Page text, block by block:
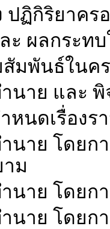
ปฏิกิริยาคร
ะ ผลกระท
สัมพันธ์ในค
นาย และ
หนดเรื่อง
นาย โดยก
ม
นาย โดยก
นาย โดยก